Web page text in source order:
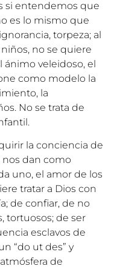
si entendemos que
es lo mismo que
torpeza; al
no se quiere
ánimo veleidoso, el
como modelo la
la
No se trata de
la conciencia de
nos dan como
uno, el amor de los
tratar a Dios con
de confiar, de no
tortuosos; de ser
esclavos de
“do ut des” y
de